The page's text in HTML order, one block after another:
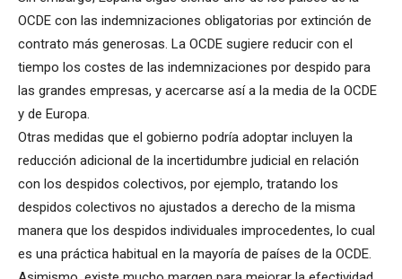
OCDE con las indemnizaciones obligatorias por extinción de
contrato más generosas. La OCDE sugiere reducir con el
tiempo los costes de las indemnizaciones por despido para
las grandes empresas, y acercarse así a la media de la OCDE
y de Europa.
Otras medidas que el gobierno podría adoptar incluyen la
reducción adicional de la incertidumbre judicial en relación
con los despidos colectivos, por ejemplo, tratando los
despidos colectivos no ajustados a derecho de la misma
manera que los despidos individuales improcedentes, lo cual
es una práctica habitual en la mayoría de países de la OCDE.